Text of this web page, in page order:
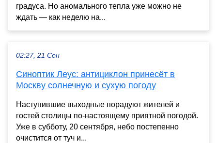
градуса. Но аномального тепла уже можно не
ждать — как неделю на...
02:27, 21 Сен
Синоптик Леус: антициклон принесёт в
Москву солнечную и сухую погоду
Наступившие выходные порадуют жителей и
гостей столицы по-настоящему приятной погодой.
Уже в субботу, 20 сентября, небо постепенно
очистится от туч и...